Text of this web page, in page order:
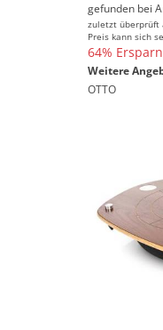
gefunden bei
zuletzt überprüft
Preis kann sich
64%
Weitere
OTTO